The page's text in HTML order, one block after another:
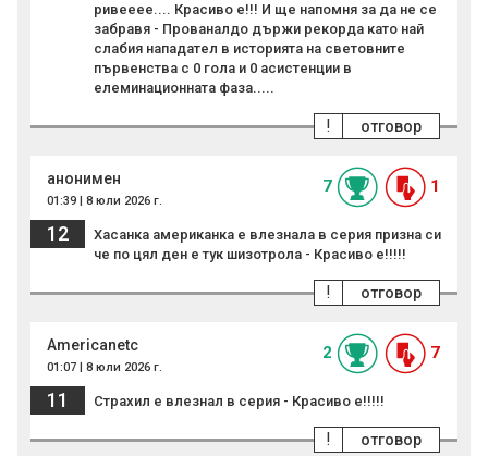
ривееее.... Красиво е!!! И ще напомня за да не се
забравя - Прованалдо държи рекорда като най
слабия нападател в историята на световните
първенства с 0 гола и 0 асистенции в
елеминационната фаза.....
отговор
!
анонимен
01:39 | 8 юли 2026 г.
7 1
12
Хасанка американка е влезнала в серия призна си
че по цял ден е тук шизотрола - Красиво е!!!!!
отговор
!
Americanetc
01:07 | 8 юли 2026 г.
2 7
11 Страхил е влезнал в серия - Красиво е!!!!!
отговор
!